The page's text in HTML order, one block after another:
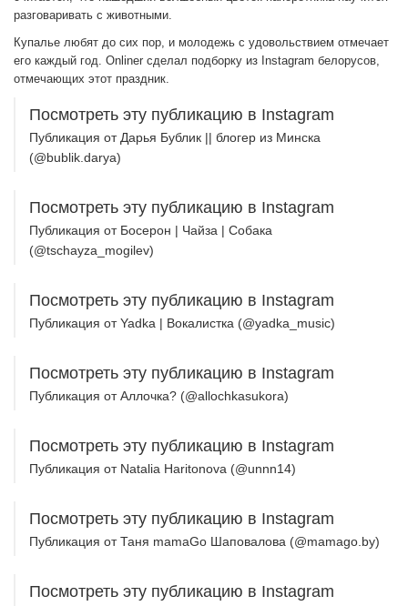
разговаривать с животными.
Купалье любят до сих пор, и молодежь с удовольствием отмечает
его каждый год. Onliner сделал подборку из Instagram белорусов,
отмечающих этот праздник.
Посмотреть эту публикацию в Instagram
Публикация от Дарья Бублик || блогер из Минска
(@bublik.darya)
Посмотреть эту публикацию в Instagram
Публикация от Босерон | Чайза | Собака
(@tschayza_mogilev)
Посмотреть эту публикацию в Instagram
Публикация от Yadka | Вокалистка (@yadka_music)
Посмотреть эту публикацию в Instagram
Публикация от Аллочка? (@allochkasukora)
Посмотреть эту публикацию в Instagram
Публикация от Natalia Haritonova (@unnn14)
Посмотреть эту публикацию в Instagram
Публикация от Таня mamaGo Шаповалова (@mamago.by)
Посмотреть эту публикацию в Instagram